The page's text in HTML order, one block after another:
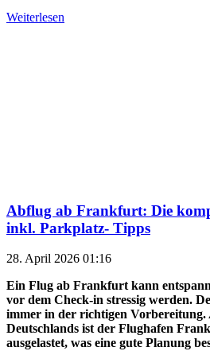
Weiterlesen
Abflug ab Frankfurt: Die
inkl. Parkplatz- Tipps
28. April 2026 01:16
Ein Flug ab Frankfurt kann
vor dem Check-in stressig werden.
immer in der richtigen Vorbereitung.
Deutschlands ist der Flughafen
ausgelastet, was eine gute Planung